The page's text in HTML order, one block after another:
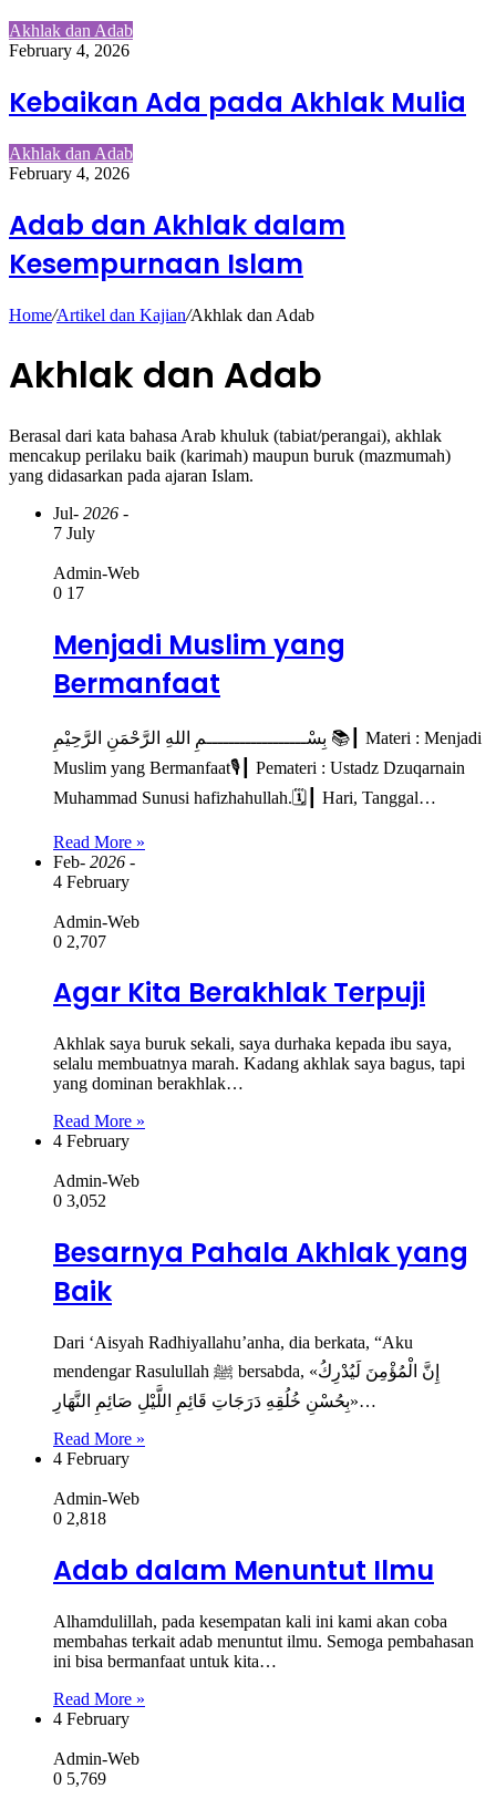
Akhlak dan Adab
February 4, 2026
Kebaikan Ada pada Akhlak Mulia
Akhlak dan Adab
February 4, 2026
Adab dan Akhlak dalam
Kesempurnaan Islam
Home/Artikel dan Kajian/Akhlak dan Adab
Akhlak dan Adab
Berasal dari kata bahasa Arab khuluk (tabiat/perangai), akhlak
mencakup perilaku baik (karimah) maupun buruk (mazmumah)
yang didasarkan pada ajaran Islam.
Jul- 2026 -
7 July
Admin-Web
0 17
Menjadi Muslim yang
Bermanfaat
بِسْــــــــــــــــــمِ اللهِ الرَّحْمَنِ الرَّحِيْمِ 📚┃ Materi : Menjadi
Muslim yang Bermanfaat🎙┃ Pemateri : Ustadz Dzuqarnain
Muhammad Sunusi hafizhahullah.🗓️┃ Hari, Tanggal…
Read More »
Feb- 2026 -
4 February
Admin-Web
0 2,707
Agar Kita Berakhlak Terpuji
Akhlak saya buruk sekali, saya durhaka kepada ibu saya,
selalu membuatnya marah. Kadang akhlak saya bagus, tapi
yang dominan berakhlak…
Read More »
4 February
Admin-Web
0 3,052
Besarnya Pahala Akhlak yang
Baik
Dari ‘Aisyah Radhiyallahu’anha, dia berkata, “Aku
mendengar Rasulullah ﷺ bersabda, «إِنَّ الْمُؤْمِنَ لَيُدْرِكُ
بِحُسْنِ خُلُقِهِ دَرَجَاتِ قَائِمِ اللَّيْلِ صَائِمِ النَّهَارِ»…
Read More »
4 February
Admin-Web
0 2,818
Adab dalam Menuntut Ilmu
Alhamdulillah, pada kesempatan kali ini kami akan coba
membahas terkait adab menuntut ilmu. Semoga pembahasan
ini bisa bermanfaat untuk kita…
Read More »
4 February
Admin-Web
0 5,769